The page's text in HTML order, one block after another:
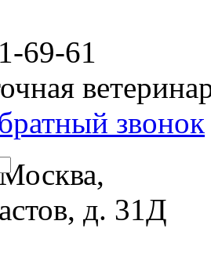
69-61
звонок
д. 31Д